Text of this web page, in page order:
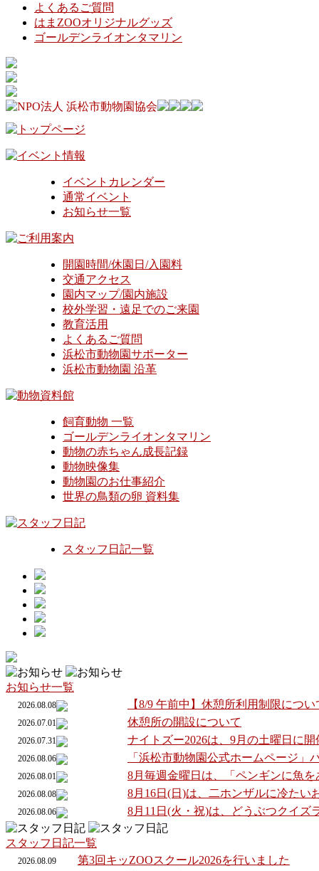
よくあるご質問
はまZOOオリジナルグッズ
ゴールデンライオンタマリン
イベントカレンダー
通常イベント
お知らせ一覧
開園時間/休園日/入園料
交通アクセス
園内マップ/園内施設
校外学習・遠足でのご来園
教育活用
よくあるご質問
浜松市動物園サポーター
浜松市動物園 沿革
飼育動物 一覧
ゴールデンライオンタマリン
動物の赤ちゃん成長記録
動物映像集
動物園のお仕事紹介
世界の鳥類の卵 資料集
スタッフ日記一覧
お知らせ一覧
2026.08.08 【8/9 午前中】休憩所利用制限につい
2026.07.01 休憩所の開設について
2026.07.31 ナイトズー2026は、9月の土曜日に開
2026.08.06 「浜松市動物園公式ホームページ」
2026.08.01 8月毎週金曜日は、「ペンギンに魚
2026.08.08 8月16日(日)は、二ホンザルに冷たい
2026.08.06 8月11日(火・祝)は、どうぶつクイズ
スタッフ日記一覧
2026.08.09 第3回キッZOOスクール2026を行いました